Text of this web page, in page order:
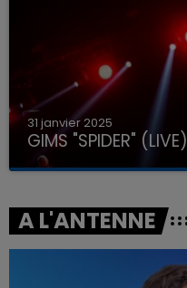
31 janvier 2025
GIMS "SPIDER" (LIVE)
A L'ANTENNE